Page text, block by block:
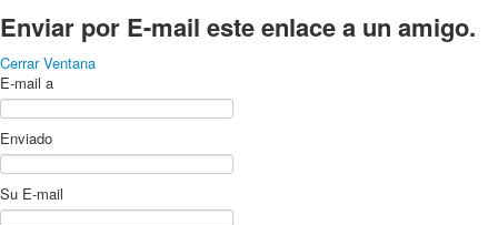
Enviar por E-mail este enlace a un amigo.
Cerrar Ventana
E-mail a
Enviado
Su E-mail